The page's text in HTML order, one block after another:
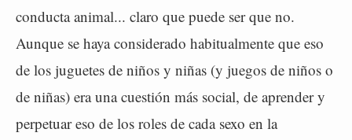
conducta animal... claro que puede ser que no.
Aunque se haya considerado habitualmente que eso
de los juguetes de niños y niñas (y juegos de niños o
de niñas) era una cuestión más social, de aprender y
perpetuar eso de los roles de cada sexo en la